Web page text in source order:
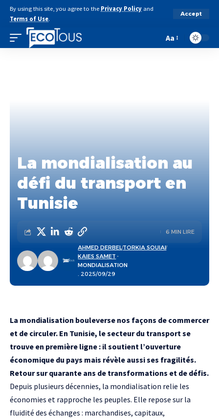
By using this site, you agree to the Privacy Policy and
Terms of Use.
Accept
Aa
La mondialisation au
défi du transport en
Tunisie
. 2025/09/29
AHMED DERBELTORKIA SOUIAI
KAIES SAMET
MONDIALISATION
6 MIN LIRE
La mondialisation bouleverse nos façons de commercer
et de circuler. En Tunisie, le secteur du transport se
trouve en première ligne : il soutient l’ouverture
économique du pays mais révèle aussi ses fragilités.
Retour sur quarante ans de transformations et de défis.
Depuis plusieurs décennies, la mondialisation relie les
économies et rapproche les peuples. Elle repose sur la
fluidité des échanges : marchandises, capitaux,